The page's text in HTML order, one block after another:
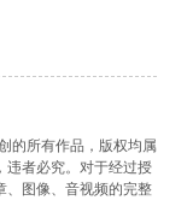
的所有作品，版权均属
违者必究。对于经过授
、图像、音视频的完整